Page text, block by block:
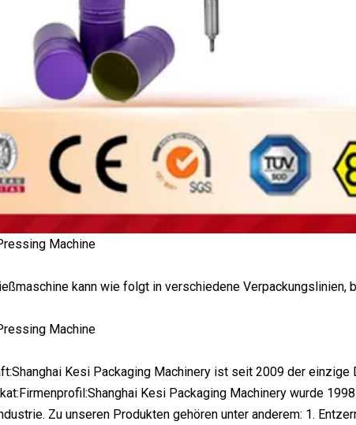
kann wie folgt in verschiedene
Kesi Packaging Machinery ist seit 2009 der einzige
Kesi Packaging Machinery wurde
Zu unseren Produkten gehören unter anderem: 1.